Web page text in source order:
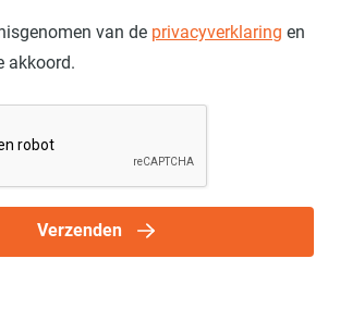
van de privacyverklaring en
akkoord.
Verzenden